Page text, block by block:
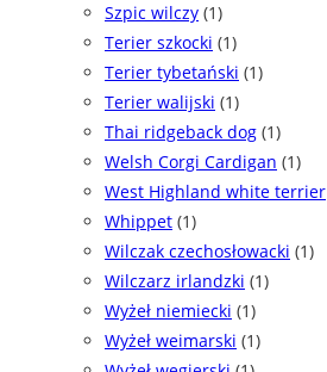
Szpic wilczy (1)
Terier szkocki (1)
Terier tybetański (1)
Terier walijski (1)
Thai ridgeback dog (1)
Welsh Corgi Cardigan (1)
West Highland white terrier
Whippet (1)
Wilczak czechosłowacki (1)
Wilczarz irlandzki (1)
Wyżeł niemiecki (1)
Wyżeł weimarski (1)